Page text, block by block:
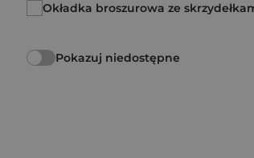
Okładka broszurowa ze
Pokazuj niedostępne